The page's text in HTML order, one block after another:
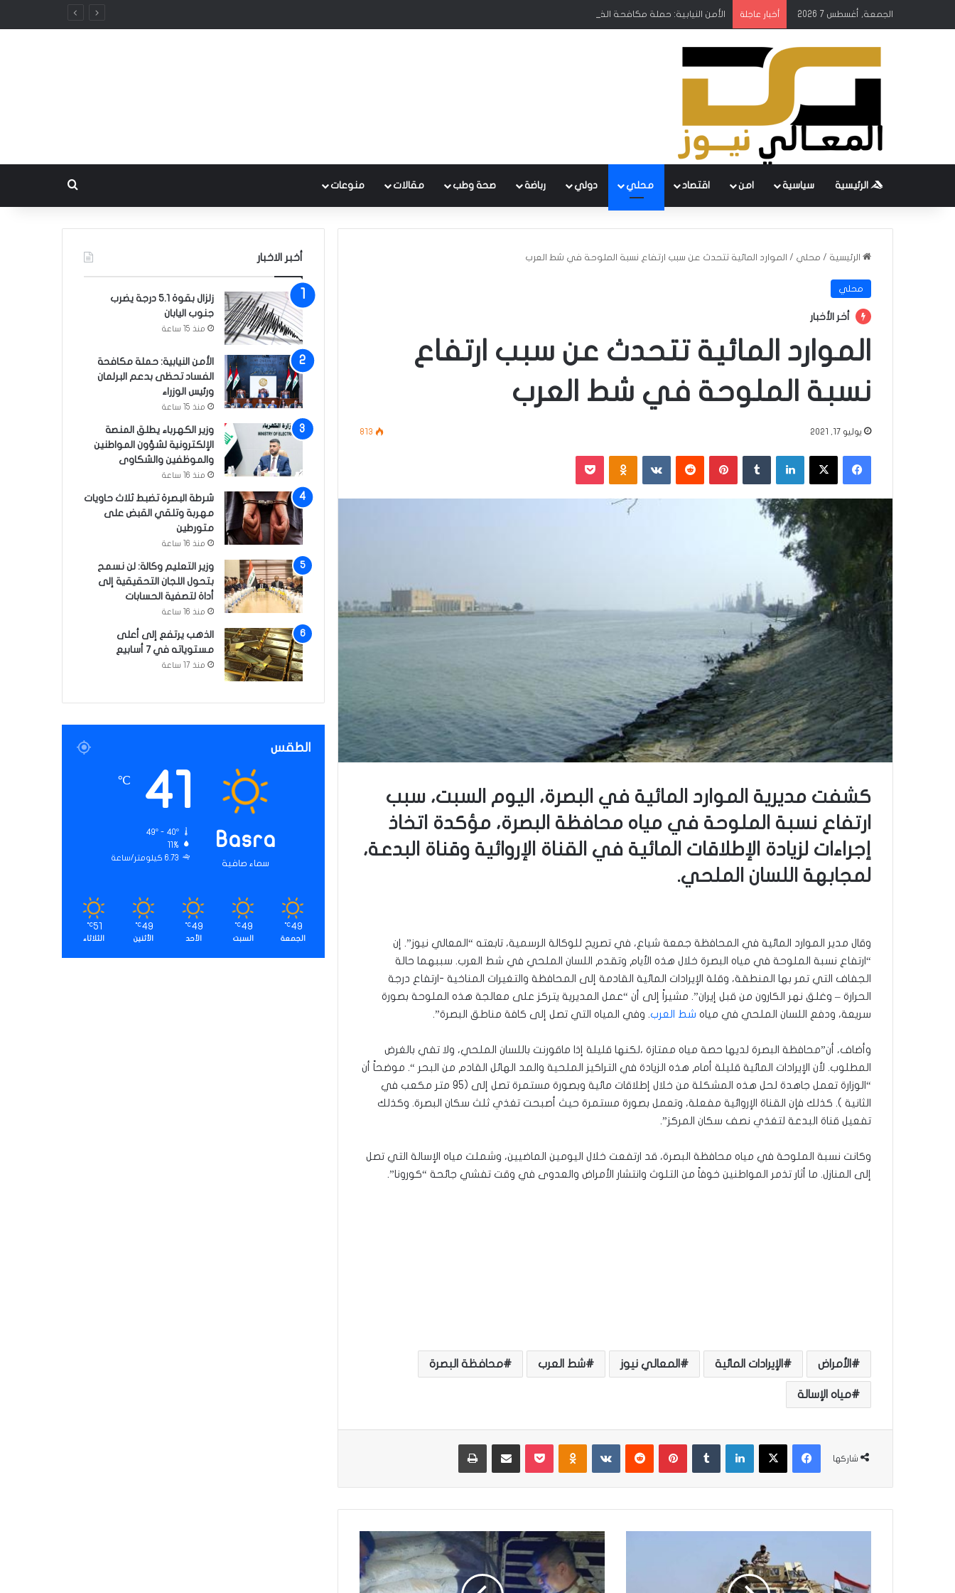
الجمعة, أغسطس 7 2026 أخبار عاجلة الأمن النيابية: حملة مكافحة الفساد تحظى بدعم البرلمان ورئيس الوزراء
الرئيسية سياسية امن اقتصاد محلي دولي رباضة صحة وطب مقالات منوعات
الرئيسية / محلي / الموارد المائية تتحدث عن سبب ارتفاع نسبة الملوحة في شط العرب
محلي
أخر الأخبار
الموارد المائية تتحدث عن سبب ارتفاع
نسبة الملوحة في شط العرب
يوليو 17, 2021 813
فيسبوك ‫X لينكدإن بينتيريست ‏VKontakte
كشفت مديرية الموارد المائية في البصرة، اليوم السبت، سبب
ارتفاع نسبة الملوحة في مياه محافظة البصرة، مؤكدة اتخاذ
إجراءات لزيادة الإطلاقات المائية في القناة الإروائية وقناة البدعة،
لمجابهة اللسان الملحي.
وقال مدير الموارد المائية في المحافظة جمعة شياع، في تصريح للوكالة الرسمية، تابعته “المعالي نيوز”. إن
“ارتفاع نسبة الملوحة في مياه البصرة خلال هذه الأيام وتقدم اللسان الملحي في شط العرب. سببهما حالة
الجفاف التي تمر بها المنطقة، وقلة الإيرادات المائية القادمة إلى المحافظة والتغيرات المناخية -ارتفاع درجة
الحرارة – وغلق نهر الكارون من قبل إيران”. مشيراً إلى أن “عمل المديرية يتركز على معالجة هذه الملوحة بصورة
سريعة، ودفع اللسان الملحي في مياه شط العرب. وفي المياه التي تصل إلى كافة مناطق البصرة”.
وأضاف، أن”محافظة البصرة لديها حصة مياه ممتازة ،لكنها قليلة إذا ماقورنت باللسان الملحي، ولا تفي بالغرض
المطلوب. لأن الإيرادات المائية قليلة أمام هذه الزيادة في التراكيز الملحية والمد الهائل القادم من البحر “. موضحاً أن
“الوزارة تعمل جاهدة لحل هذه المشكلة من خلال إطلاقات مائية وبصورة مستمرة تصل إلى (95 متر مكعب في
الثانية ). كذلك فإن القناة الإروائية مفعلة، وتعمل بصورة مستمرة حيث أصبحت تغذي ثلث سكان البصرة. وكذلك
تفعيل قناة البدعة لتغذي نصف سكان المركز”.
وكانت نسبة الملوحة في مياه محافظة البصرة، قد ارتفعت خلال اليومين الماضيين، وشملت مياه الإسالة التي تصل
إلى المنازل. ما أثار تذمر المواطنين خوفاً من التلوث وانتشار الأمراض والعدوى في وقت تفشي جائحة “كورونا”.
الأمراض الإيرادات المائية المعالي نيوز شط العرب محافظة البصرة
مياه الإسالة
شاركها
فيسبوك ‫X لينكدإن بينتيريست ‏VKontakte
ع
ا
ل
ا
س
أخبر الاخبار
زلزال بقوة 5.1 درجة يضرب
جنوب اليابان
منذ 15 ساعة
الأمن النيابية: حملة مكافحة
الفساد تحظى بدعم البرلمان
ورئيس الوزراء
منذ 15 ساعة
وزير الكهرباء يطلق المنصة
الإلكترونية لشؤون المواطنين
والموظفين والشكاوى
منذ 16 ساعة
شرطة البصرة تضبط ثلاث حاويات
مهربة وتلقي القبض على
متورطين
منذ 16 ساعة
وزير التعليم وكالة: لن نسمح
بتحول اللجان التحقيقية إلى
أداة لتصفية الحسابات
منذ 16 ساعة
الذهب يرتفع إلى أعلى
مستوياته في 7 أسابيع
منذ 17 ساعة
الطقس
Basra
سماء صافية
41
℃
49º - 40º
11%
6.73 كيلومتر/ساعة
49
℃
الجمعة
49
℃
السبت
49
℃
الأحد
49
℃
الأثنين
51
℃
الثلاثاء